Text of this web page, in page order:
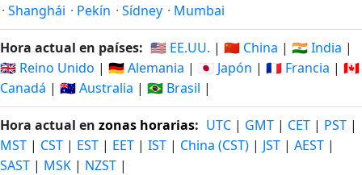
· Shanghái · Pekín · Sídney · Mumbai
Hora actual en países: 🇺🇸 EE.UU. | 🇨🇳 China | 🇮🇳 India |
🇬🇧 Reino Unido | 🇩🇪 Alemania | 🇯🇵 Japón | 🇫🇷 Francia | 🇨🇦
Canadá | 🇦🇺 Australia | 🇧🇷 Brasil |
Hora actual en zonas horarias: UTC | GMT | CET | PST |
MST | CST | EST | EET | IST | China (CST) | JST | AEST |
SAST | MSK | NZST |